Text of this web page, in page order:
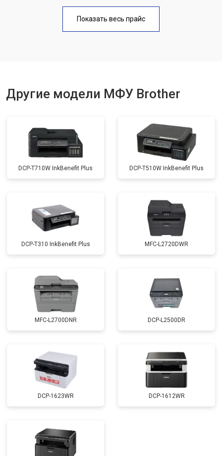
от 3500 ₽
Показать весь прайс
Другие модели МФУ Brother
DCP-T710W InkBenefit Plus DCP-T510W InkBenefit Plus
DCP-T310 InkBenefit Plus MFC-L2720DWR
MFC-L2700DNR DCP-L2500DR
DCP-1623WR DCP-1612WR